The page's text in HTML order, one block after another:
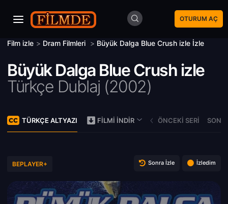
OTURUM AÇ
Film izle > Dram Filmleri > Büyük Dalga Blue Crush izle İzle
Büyük Dalga Blue Crush izle
Türkçe Dublaj (2002)
TÜRKÇE ALTYAZI FILMI İNDIR ÖNCEKI SERI
BEPLAYER+ Sonra İzle İzledim